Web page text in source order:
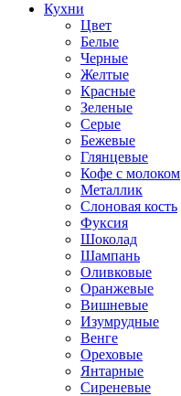
Кухни
Цвет
Белые
Черные
Желтые
Красные
Зеленые
Серые
Бежевые
Глянцевые
Кофе с молоком
Металлик
Слоновая кость
Фуксия
Шоколад
Шампань
Оливковые
Оранжевые
Вишневые
Изумрудные
Венге
Ореховые
Янтарные
Сиреневые